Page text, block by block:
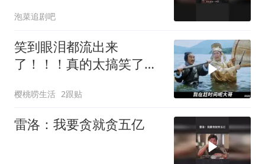
泡菜追剧吧
笑到眼泪都流出来
了！！！真的太搞笑了！
樱桃唠生活 2跟贴
雷洛：我要贪就贪五亿